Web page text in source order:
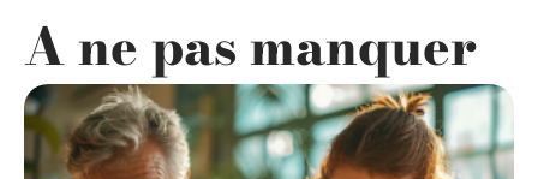
A ne pas manquer